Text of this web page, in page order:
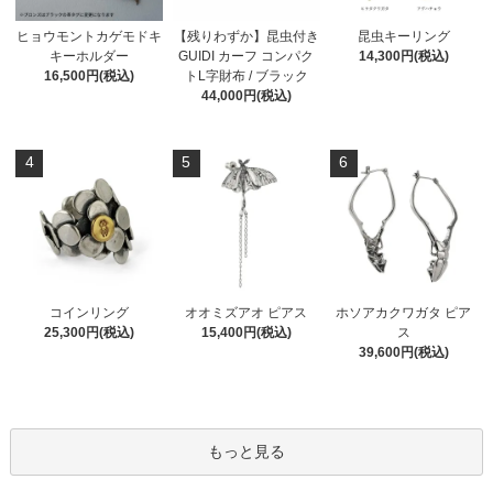
ヒョウモントカゲモドキ
キーホルダー
16,500円(税込)
【残りわずか】昆虫付き
GUIDI カーフ コンパク
トL字財布 / ブラック
44,000円(税込)
昆虫キーリング
14,300円(税込)
4
コインリング
25,300円(税込)
5
オオミズアオ ピアス
15,400円(税込)
6
ホソアカクワガタ ピア
ス
39,600円(税込)
もっと見る